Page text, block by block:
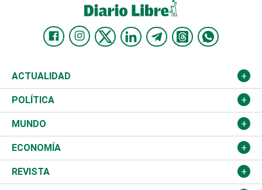
ACTUALIDAD
Nacional
Ciudad
Educación
Salud
POLÍTICA
Partidos
JCE
TSE
MUNDO
Estados Unidos
América Latina
ECONOMÍA
Finanzas
REVISTA